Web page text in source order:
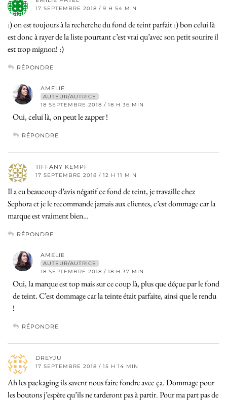
17 SEPTEMBRE 2018 / 9 H 54 MIN
:) on est toujours à la recherche du fond de teint parfait :) bon celui là
est donc à rayer de la liste pourtant c’est vrai qu’avec son petit sourire il
est trop mignon! :)
RÉPONDRE
AMELIE
AUTEUR/AUTRICE
18 SEPTEMBRE 2018 / 18 H 36 MIN
Oui, celui là, on peut le zapper !
RÉPONDRE
TIFFANY KEMPF
17 SEPTEMBRE 2018 / 12 H 11 MIN
Il a eu beaucoup d’avis négatif ce fond de teint, je travaille chez
Sephora et je le recommande jamais aux clientes, c’est dommage car la
marque est vraiment bien…
RÉPONDRE
AMELIE
AUTEUR/AUTRICE
18 SEPTEMBRE 2018 / 18 H 37 MIN
Oui, la marque est top mais sur ce coup là, plus que déçue par le fond
de teint. C’est dommage car la teinte était parfaite, ainsi que le rendu
!
RÉPONDRE
DREYJU
17 SEPTEMBRE 2018 / 15 H 14 MIN
Ah les packaging ils savent nous faire fondre avec ça. Dommage pour
les boutons j’espère qu’ils ne tarderont pas à partir. Pour ma part pas de